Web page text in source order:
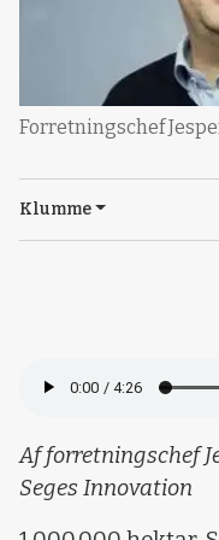
Forretningschef
Klumme
Af forretningschef
Seges Innovation